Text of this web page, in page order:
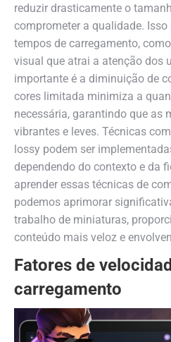
reduzir drasticamente o
comprometer a qualidade.
tempos de carregamento,
visual que atrai a atenção dos
importante é a diminuição de
cores limitada minimiza a
necessária, garantindo que as
vibrantes e leves. Técnicas
lossy podem ser
dependendo do contexto e da
aprender essas técnicas de
podemos aprimorar
trabalho de miniaturas,
conteúdo mais veloz e
Fatores de
carregamento